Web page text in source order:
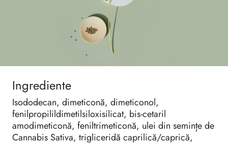
Ingrediente
Isododecan, dimeticonă, dimeticonol,
fenilpropilildimetilsiloxisilicat, bis-cetaril
amodimeticonă, feniltrimeticonă, ulei din semințe de
Cannabis Sativa, trigliceridă caprilică/caprică,